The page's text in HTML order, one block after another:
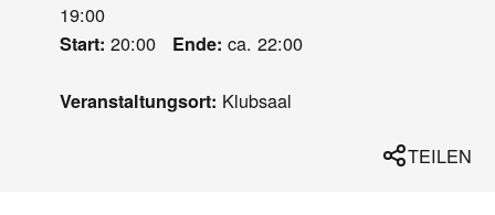
19:00
Start: 20:00 Ende: ca. 22:00
Veranstaltungsort: Klubsaal
TEILEN